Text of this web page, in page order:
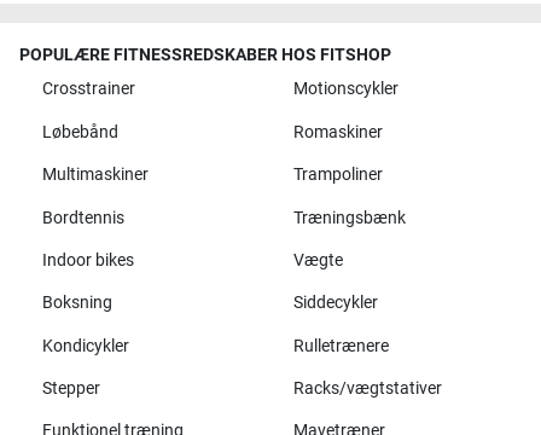
POPULÆRE FITNESSREDSKABER HOS FITSHOP
Crosstrainer
Motionscykler
Løbebånd Romaskiner
Multimaskiner Trampoliner
Bordtennis Træningsbænk
Indoor bikes Vægte
Boksning Siddecykler
Kondicykler Rulletrænere
Stepper Racks/vægtstativer